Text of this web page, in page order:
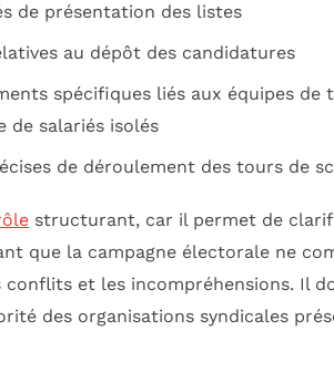
de présentation des listes
au dépôt des candidatures
spécifiques liés aux équipes de
de salariés isolés
de déroulement des tours de
structurant, car il permet de
que la campagne électorale ne
conflits et les incompréhensions. Il
des organisations syndicales